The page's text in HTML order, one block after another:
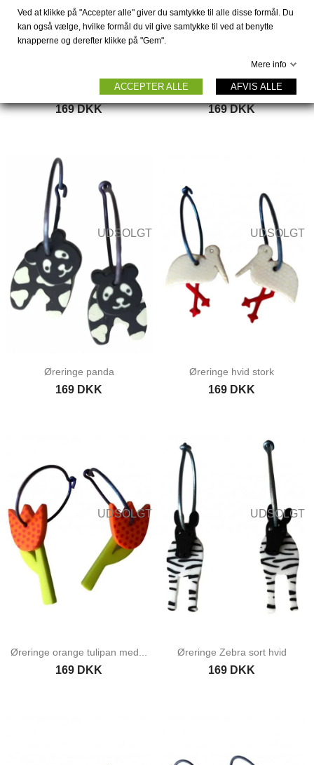
Øreringe nisse, røde
169 DKK
Øreringe rensdyr
169 DKK
UDSOLGT
Øreringe panda
169 DKK
UDSOLGT
Øreringe hvid stork
169 DKK
UDSOLGT
Øreringe orange tulipan med...
169 DKK
UDSOLGT
Øreringe Zebra sort hvid
169 DKK
Ved at klikke på "Accepter alle" giver du samtykke til alle disse formål. Du
kan også vælge, hvilke formål du vil give samtykke til ved at benytte
knapperne og derefter klikke på "Gem".
Mere info
ACCEPTER ALLE AFVIS ALLE